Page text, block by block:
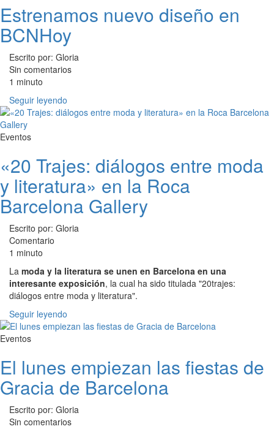
Estrenamos nuevo diseño en
BCNHoy
Escrito por: Gloria
Sin comentarios
1 minuto
Seguir leyendo
Eventos
«20 Trajes: diálogos entre moda
y literatura» en la Roca
Barcelona Gallery
Escrito por: Gloria
Comentario
1 minuto
La moda y la literatura se unen en Barcelona en una
interesante exposición, la cual ha sido titulada "20trajes:
diálogos entre moda y literatura".
Seguir leyendo
Eventos
El lunes empiezan las fiestas de
Gracia de Barcelona
Escrito por: Gloria
Sin comentarios